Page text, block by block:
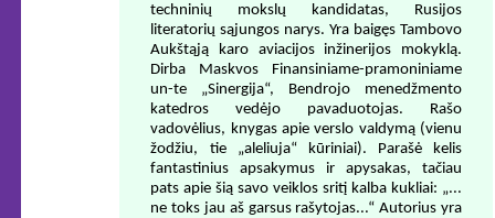
techninių mokslų kandidatas, Rusijos
literatorių sąjungos narys. Yra baigęs Tambovo
Aukštąją karo aviacijos inžinerijos mokyklą.
Dirba Maskvos Finansiniame-pramoniniame
un-te „Sinergija“, Bendrojo menedžmento
katedros vedėjo pavaduotojas. Rašo
vadovėlius, knygas apie verslo valdymą (vienu
žodžiu, tie „aleliuja“ kūriniai). Parašė kelis
fantastinius apsakymus ir apysakas, tačiau
pats apie šią savo veiklos sritį kalba kukliai: „...
ne toks jau aš garsus rašytojas...“ Autorius yra